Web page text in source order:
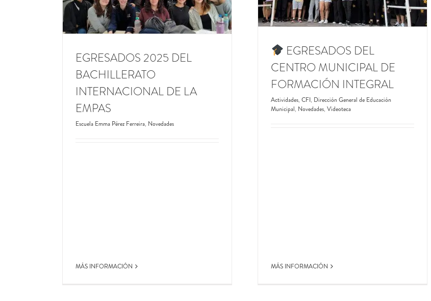
EGRESADOS 2025 DEL
BACHILLERATO
INTERNACIONAL DE LA
EMPAS
Escuela Emma Pérez Ferreira, Novedades
MÁS INFORMACIÓN
Actividades CFI Dirección General de Educación
Municipal Novedades Videoteca
EGRESADOS DEL
CENTRO MUNICIPAL DE
FORMACIÓN INTEGRAL
Actividades, CFI, Dirección General de Educación
Municipal, Novedades, Videoteca
MÁS INFORMACIÓN
CAMADA 2025: EGRESADOS DE LA
ESCUELA SECUNDARIA MUNICIPAL PAULA
ALBARRACÍN DE SARMIENTO
Municipal Paula A. de Sarmiento